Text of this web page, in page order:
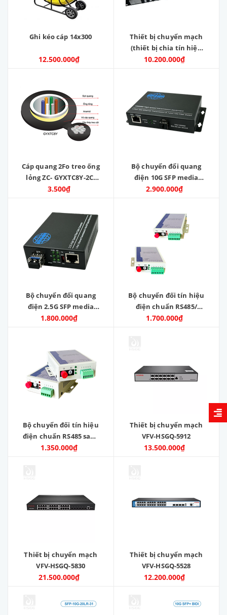
Ghi kéo cáp 14x300
12.500.000₫
Thiết bị chuyển mạch
(thiết bị chia tín hiệu
mạng) Gigabit 24 port
Model: ZC-24SFP-2GE
10.200.000₫
Cáp quang 2Fo treo ống
lỏng ZC- GYXTC8Y-2C-
SM-G652D
3.500₫
Bộ chuyển đổi quang
điện 10G SFP media
converter ZC-MCSFP10G
2.900.000₫
Bộ chuyển đổi quang
điện 2.5G SFP media
converter
1.800.000₫
Bộ chuyển đối tín hiệu
điện chuẩn RS485/
RS422 / RS232 sang tín
1.700.000₫
Bộ chuyển đối tín hiệu
điện chuẩn RS485 sang
tín hiệu quang
1.350.000₫
Thiết bị chuyển mạch
VFV-HSGQ-5912
13.500.000₫
Thiết bị chuyển mạch
VFV-HSGQ-5830
21.500.000₫
Thiết bị chuyển mạch
VFV-HSGQ-5528
12.200.000₫